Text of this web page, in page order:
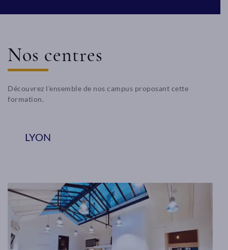
Nos centres
Découvrez l’ensemble de nos campus proposant cette
formation.
LYON